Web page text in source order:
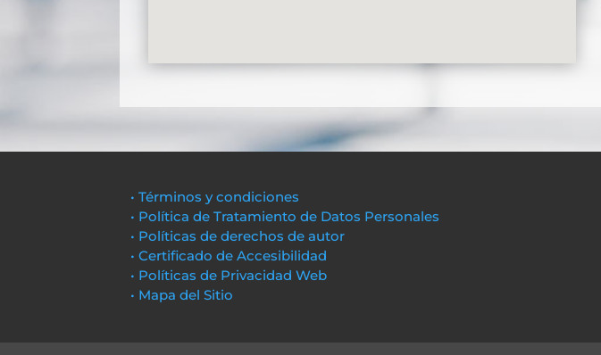
• Términos y condiciones
• Política de Tratamiento de Datos Personales
• Políticas de derechos de autor
• Certificado de Accesibilidad
• Políticas de Privacidad Web
• Mapa del Sitio